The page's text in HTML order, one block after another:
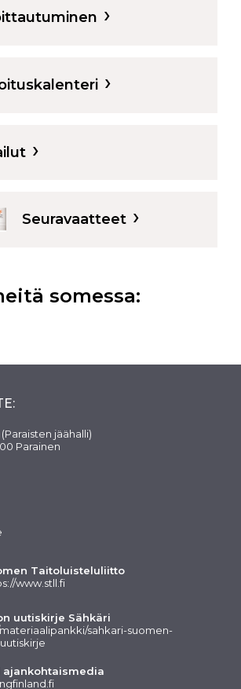
›
›
›
Seuravaatteet ›
somessa:
jäähalli)
Parainen
Taitoluisteluliitto
www.stll.fi
uutiskirje Sähkäri
sahkari-suomen-
ajankohtaismedia